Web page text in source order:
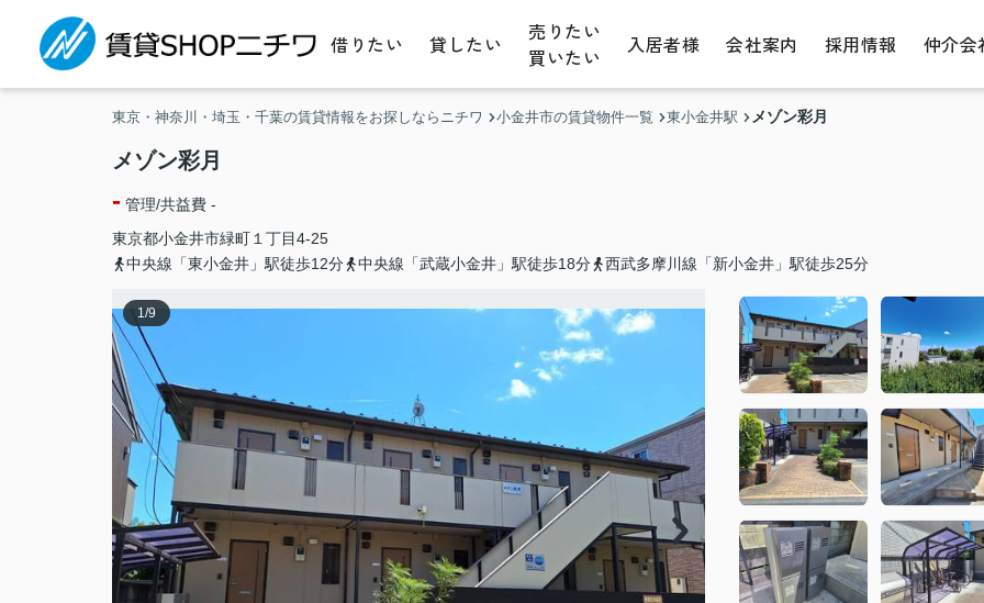
借りたい 貸したい
売りたい
買いたい
入居者様 会社案内 採用情報 仲介会
東京・神奈川・埼玉・千葉の賃貸情報をお探しならニチワ 小金井市の賃貸物件一覧 東小金井駅 メゾン彩月
メゾン彩月
- 管理/共益費 -
東京都小金井市緑町 １丁目4-25
中央線「東小金井」駅徒歩12分
中央線「武蔵小金井」駅徒歩18分 西武多摩川線「新小金井」駅徒歩25分
1/9